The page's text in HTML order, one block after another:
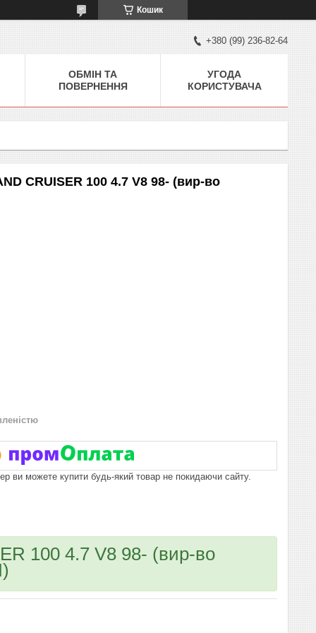
Кошик
+380 (99) 236-82-64
ОБМІН ТА
ПОВЕРНЕННЯ
УГОДА
КОРИСТУВАЧА
CRUISER 100 4.7 V8 98- (вир-во
ви можете купити будь-який товар не покидаючи сайту.
100 4.7 V8 98- (вир-во